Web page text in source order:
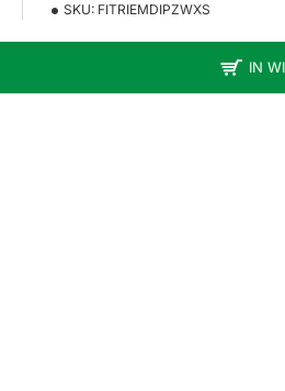
SKU: FITRIEMDIPZWXS
IN